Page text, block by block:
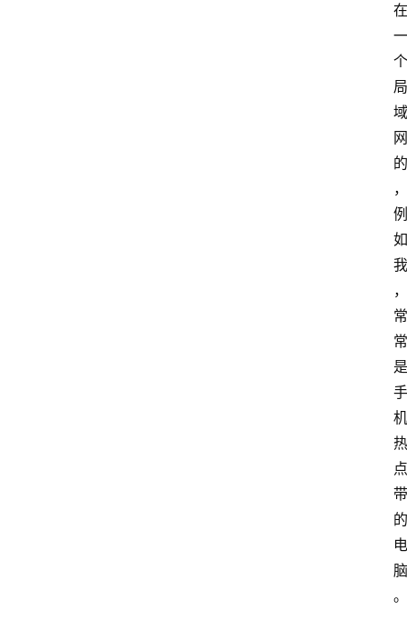
在
一
个
局
域
网
的
，
例
如
我
，
常
常
是
手
机
热
点
带
的
电
脑
。